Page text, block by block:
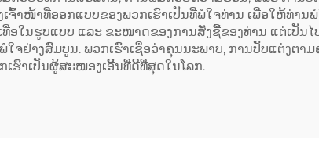
ເຈົ້າໜ້າທີ່ອອກແບບຂອງພວກເຮົາເປັນທີ່ພໍໃຈທ່ານ ເພື່ອໃຫ້ທ່າ
ອໃນຮູບແບບ ແລະ ຂະໜາດຂອງການສັ່ງຊື້ຂອງທ່ານ ແຕ່ເປັນ
ຈຢ່າງສົມບູນ. ພວກເຮົາເຊື່ອວ່າຄຸນນະພາບ, ການປັບແຕ່ງຕ
ເຮົາເປັນຜູ້ສະໜອງເອີ້ນທີ່ດີທີ່ສຸດໃນໂລກ.